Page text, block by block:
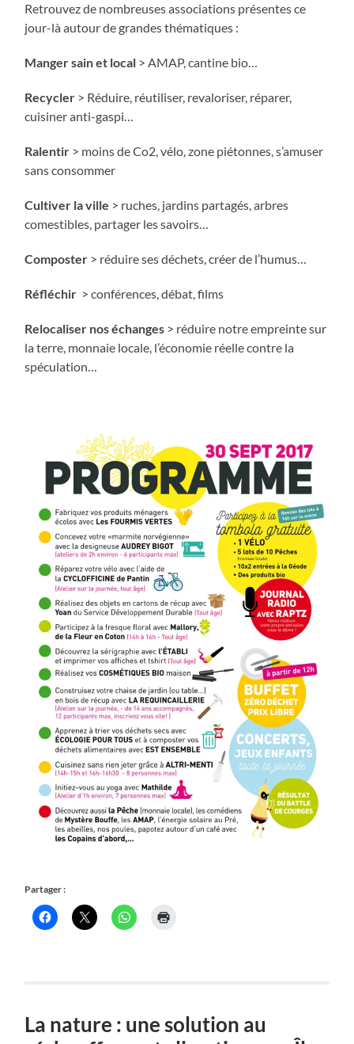
Retrouvez de nombreuses associations présentes ce
jour-là autour de grandes thématiques :
Manger sain et local > AMAP, cantine bio…
Recycler > Réduire, réutiliser, revaloriser, réparer,
cuisiner anti-gaspi…
Ralentir > moins de Co2, vélo, zone piétonnes, s’amuser
sans consommer
Cultiver la ville > ruches, jardins partagés, arbres
comestibles, partager les savoirs…
Composter > réduire ses déchets, créer de l’humus…
Réfléchir > conférences, débat, films
Relocaliser nos échanges > réduire notre empreinte sur
la terre, monnaie locale, l’économie réelle contre la
spéculation…
Partager :
La nature : une solution au